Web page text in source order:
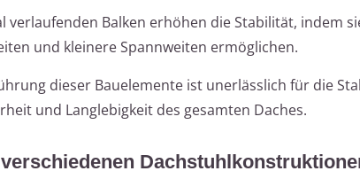
verlaufenden Balken erhöhen die Stabilität, indem
und kleinere Spannweiten ermöglichen.
dieser Bauelemente ist unerlässlich für die
und Langlebigkeit des gesamten Daches.